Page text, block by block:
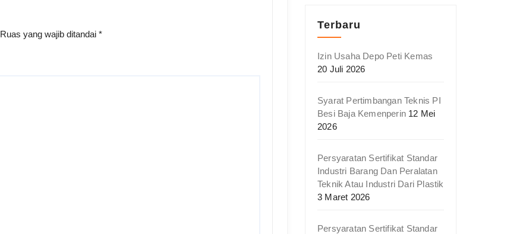
Ruas yang wajib ditandai *
Terbaru
Izin Usaha Depo Peti Kemas
20 Juli 2026
Syarat Pertimbangan Teknis PI
Besi Baja Kemenperin 12 Mei
2026
Persyaratan Sertifikat Standar
Industri Barang Dan Peralatan
Teknik Atau Industri Dari Plastik
3 Maret 2026
Persyaratan Sertifikat Standar